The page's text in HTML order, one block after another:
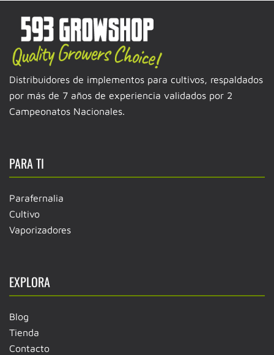
Distribuidores de implementos para cultivos, respaldados
por más de 7 años de experiencia validados por 2
Campeonatos Nacionales.
PARA TI
Parafernalia
Cultivo
Vaporizadores
EXPLORA
Blog
Tienda
Contacto